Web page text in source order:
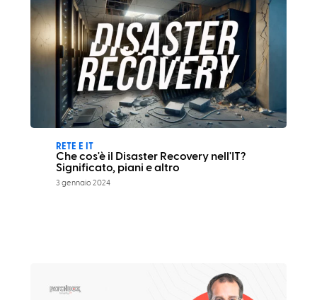
RETE E IT
Che cos'è il Disaster Recovery nell'IT?
Significato, piani e altro
3 gennaio 2024